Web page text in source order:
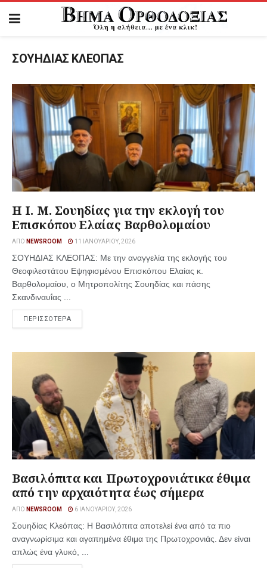
ΣΟΥΗΔΙΑΣ ΚΛΕΟΠΑΣ
Η Ι. Μ. Σουηδίας για την εκλογή του
Επισκόπου Ελαίας Βαρθολομαίου
ΑΠΌ NEWSROOM 11 ΙΑΝΟΥΑΡΊΟΥ, 2026
ΣΟΥΗΔΙΑΣ ΚΛΕΟΠΑΣ: Με την αναγγελία της εκλογής του
Θεοφιλεστάτου Εψηφισμένου Επισκόπου Ελαίας κ.
Βαρθολομαίου, ο Μητροπολίτης Σουηδίας και πάσης
Σκανδιναυΐας ...
ΠΕΡΙΣΣΟΤΕΡΑ
Βασιλόπιτα και Πρωτοχρονιάτικα έθιμα
από την αρχαιότητα έως σήμερα
ΑΠΌ NEWSROOM 6 ΙΑΝΟΥΑΡΊΟΥ, 2026
Σουηδίας Κλεόπας: Η Βασιλόπιτα αποτελεί ένα από τα πιο
αναγνωρίσιμα και αγαπημένα έθιμα της Πρωτοχρονιάς. Δεν είναι
απλώς ένα γλυκό, ...